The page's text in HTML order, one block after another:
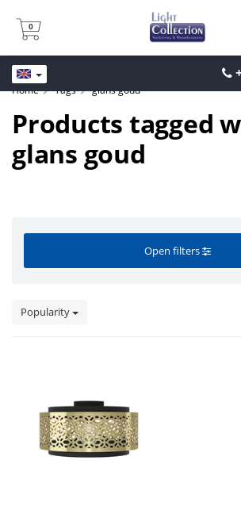
0
0
Home Tags glans goud
Products tagged
glans goud
Open filters
Popularity